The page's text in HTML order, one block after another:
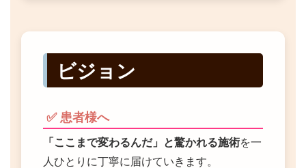
ビジョン
✅ 患者様へ
「ここまで変わるんだ」と驚かれる施術を一
人ひとりに丁寧に届けていきます。